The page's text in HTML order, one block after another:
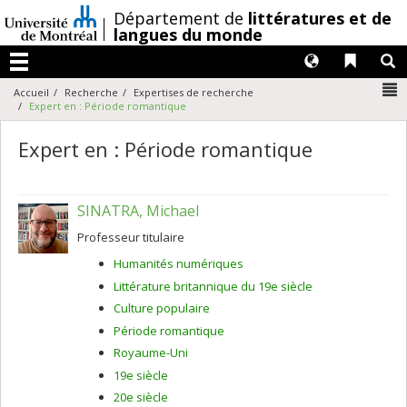
au
contenu
/Département de littératures et de
langues du monde
Menu
Liens
Langues
Accueil Recherche
Expertises de recherche
Expert en : Période romantique
Expert en : Période romantique
SINATRA, Michael
Professeur titulaire
Humanités numériques
Littérature britannique du 19e siècle
Culture populaire
Période romantique
Royaume-Uni
19e siècle
20e siècle